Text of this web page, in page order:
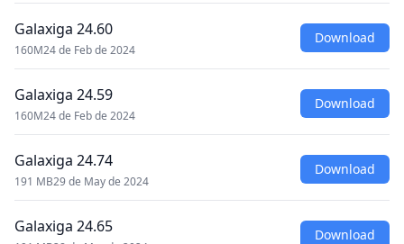
Galaxiga 24.60
160M24 de Feb de 2024
Download
Galaxiga 24.59
160M24 de Feb de 2024
Download
Galaxiga 24.74
191 MB29 de May de 2024
Download
Galaxiga 24.65 Download